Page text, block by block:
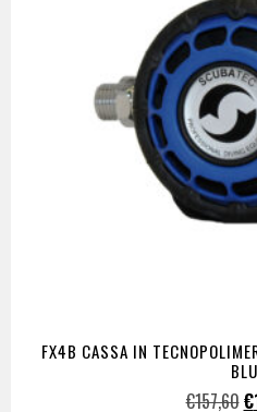
FX4B CASSA IN
BLU
€157,60€